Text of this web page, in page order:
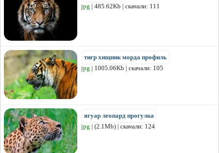
jpg | 485.62Kb | скачали: 111
тигр хищник морда профиль
jpg | 1005.06Kb | скачали: 105
ягуар леопард прогулка
jpg | (2.1Mb) | скачали: 124